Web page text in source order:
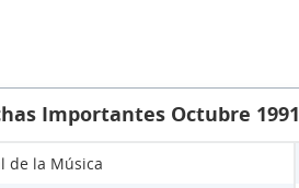
Importantes Octubre 1991
de la Música